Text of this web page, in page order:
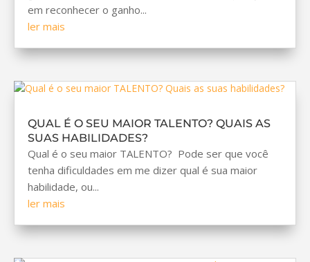
em reconhecer o ganho...
ler mais
QUAL É O SEU MAIOR TALENTO? QUAIS AS
SUAS HABILIDADES?
Qual é o seu maior TALENTO? Pode ser que você
tenha dificuldades em me dizer qual é sua maior
habilidade, ou...
ler mais